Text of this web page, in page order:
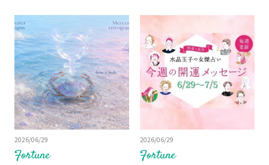
Fortune
2026/06/29
Fortune
2026/06/29